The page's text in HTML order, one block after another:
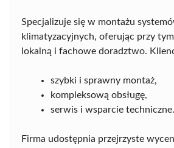
Specjalizuje się w montażu
klimatyzacyjnych, oferując przy
lokalną i fachowe doradztwo.
szybki i sprawny montaż,
kompleksową obsługę,
serwis i wsparcie techniczne.
Firma udostępnia przejrzyste